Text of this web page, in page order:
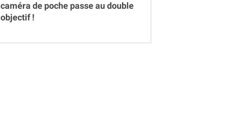
caméra de poche passe au double
objectif !